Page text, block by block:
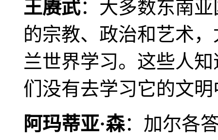
王赓武：大多数东南
的宗教、政治和艺术
兰世界学习。这些人
们没有去学习它的文
阿玛蒂亚·森：加尔各